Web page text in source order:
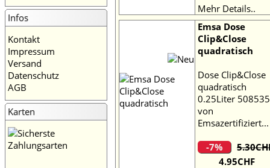
Infos
Kontakt
Impressum
Versand
Datenschutz
AGB
Karten
Mehr Details..
Emsa Dose
Clip&Close
quadratisch
Dose Clip&Close
quadratisch
0.25Liter 508535
von
Emsazertifiziert...
-7%
4.95CHF